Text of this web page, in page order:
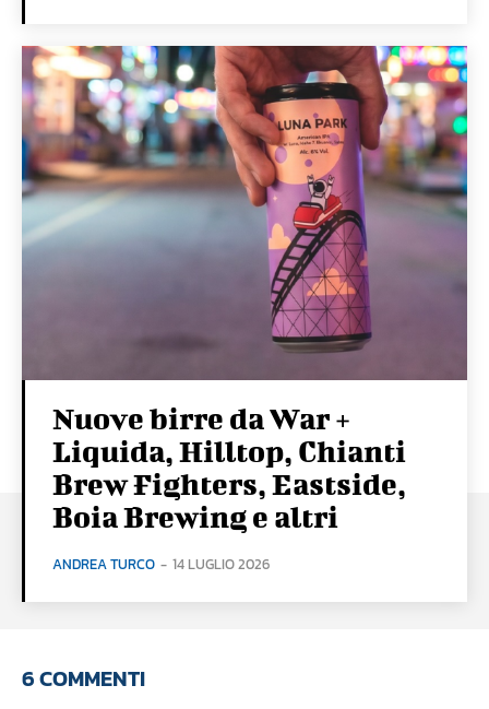
Nuove birre da War +
Liquida, Hilltop, Chianti
Brew Fighters, Eastside,
Boia Brewing e altri
ANDREA TURCO - 14 LUGLIO 2026
6 COMMENTI